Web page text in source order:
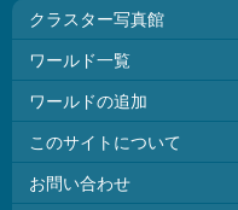
クラスター写真館
ワールド一覧
ワールドの追加
このサイトについて
お問い合わせ